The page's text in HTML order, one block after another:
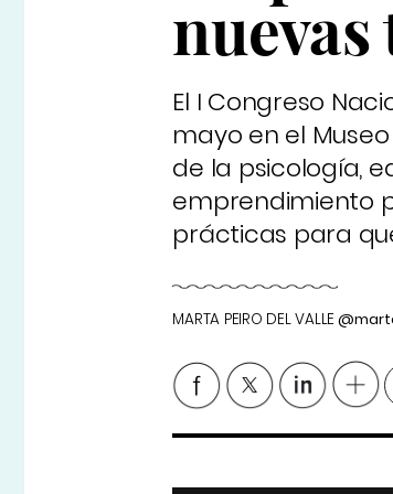
El I Congreso
mayo en el
de la psicología,
emprendimiento
prácticas para
MARTA PEIRO DEL VALLE